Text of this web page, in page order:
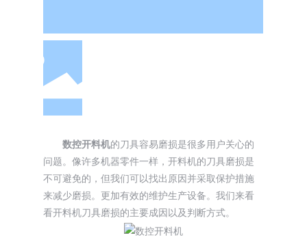
数控开料机的刀具容易磨损是很多用户关心的
问题。像许多机器零件一样，开料机的刀具磨损是
不可避免的，但我们可以找出原因并采取保护措施
来减少磨损。更加有效的维护生产设备。我们来看
看开料机刀具磨损的主要成因以及判断方式。